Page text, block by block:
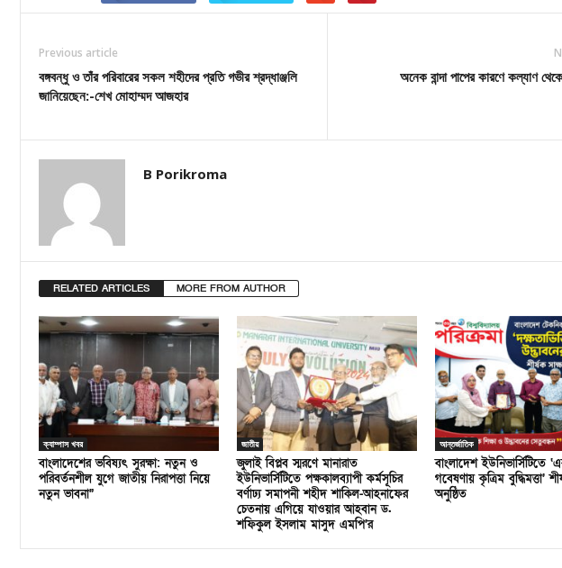
Previous article
বঙ্গবন্ধু ও তাঁর পরিবারের সকল শহীদের প্রতি গভীর শ্রদ্ধাঞ্জলি
জানিয়েছেন:-শেখ মোহাম্মদ আজহার
অনেক বান্দা পাপের কারণে কল্যাণ
B Porikroma
RELATED ARTICLES MORE FROM AUTHOR
ক্যাম্পাস খবর
বাংলাদেশের ভবিষ্যৎ সুরক্ষা: নতুন ও
পরিবর্তনশীল যুগে জাতীয় নিরাপত্তা নিয়ে
নতুন ভাবনা”
জাতীয়
জুলাই বিপ্লব স্মরণে মানারাত
ইউনিভার্সিটিতে পক্ষকালব্যাপী কর্মসূচির
বর্ণাঢ্য সমাপনী শহীদ শাকিল-আহনাফের
চেতনায় এগিয়ে যাওয়ার আহবান ড.
শফিকুল ইসলাম মাসুদ এমপি’র
আন্তর্জাতিক
বাংলাদেশ ইউনিভার্সিটিতে
গবেষণায় কৃত্রিম বুদ্ধিমত্তা’
অনুষ্ঠিত